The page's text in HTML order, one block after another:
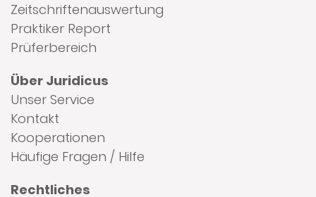
Zeitschriftenauswertung
Praktiker Report
Prüferbereich
Über Juridicus
Unser Service
Kontakt
Kooperationen
Häufige Fragen / Hilfe
Rechtliches